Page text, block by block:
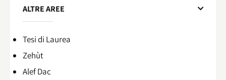
ALTRE AREE
Tesi di Laurea
Zehùt
Alef Dac